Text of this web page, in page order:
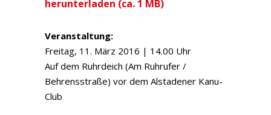
herunterladen (ca. 1 MB)
Veranstaltung:
Freitag, 11. März 2016 | 14.00 Uhr
Auf dem Ruhrdeich (Am Ruhrufer /
Behrensstraße) vor dem Alstadener Kanu-
Club